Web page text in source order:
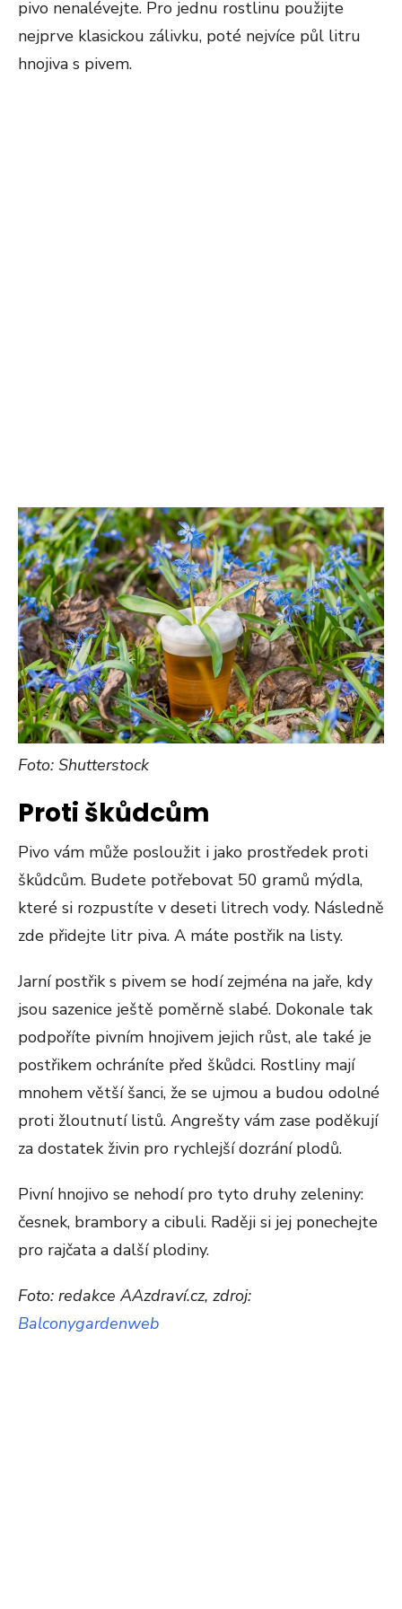
pivo nenalévejte. Pro jednu rostlinu použijte
nejprve klasickou zálivku, poté nejvíce půl litru
hnojiva s pivem.
Foto: Shutterstock
Proti škůdcům
Pivo vám může posloužit i jako prostředek proti
škůdcům. Budete potřebovat 50 gramů mýdla,
které si rozpustíte v deseti litrech vody. Následně
zde přidejte litr piva. A máte postřik na listy.
Jarní postřik s pivem se hodí zejména na jaře, kdy
jsou sazenice ještě poměrně slabé. Dokonale tak
podpoříte pivním hnojivem jejich růst, ale také je
postřikem ochráníte před škůdci. Rostliny mají
mnohem větší šanci, že se ujmou a budou odolné
proti žloutnutí listů. Angrešty vám zase poděkují
za dostatek živin pro rychlejší dozrání plodů.
Pivní hnojivo se nehodí pro tyto druhy zeleniny:
česnek, brambory a cibuli. Raději si jej ponechejte
pro rajčata a další plodiny.
Foto: redakce AAzdraví.cz, zdroj:
Balconygardenweb